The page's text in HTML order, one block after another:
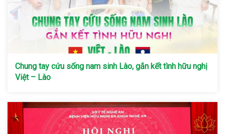
Chung tay cứu sống nam sinh Lào, gắn kết tình hữu nghị
Việt – Lào